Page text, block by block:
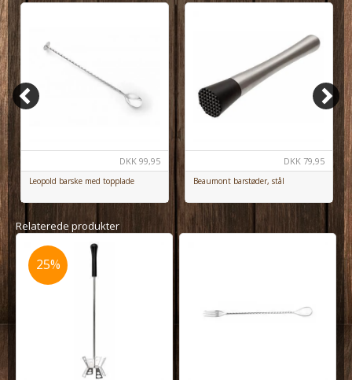
DKK 99,95
Leopold barske med topplade
DKK 79,95
Beaumont barstøder, stål
Relaterede produkter
25%
25%